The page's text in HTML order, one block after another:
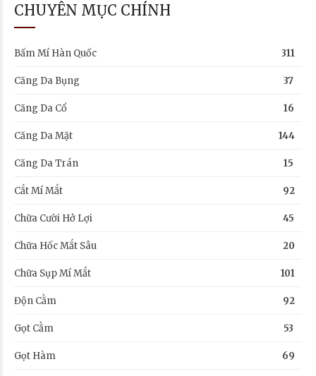
CHUYÊN MỤC CHÍNH
Bấm Mí Hàn Quốc 311
Căng Da Bụng 37
Căng Da Cổ 16
Căng Da Mặt 144
Căng Da Trán 15
Cắt Mí Mắt 92
Chữa Cười Hở Lợi 45
Chữa Hốc Mắt Sâu 20
Chữa Sụp Mí Mắt 101
Độn Cằm 92
Gọt Cằm 53
Gọt Hàm 69